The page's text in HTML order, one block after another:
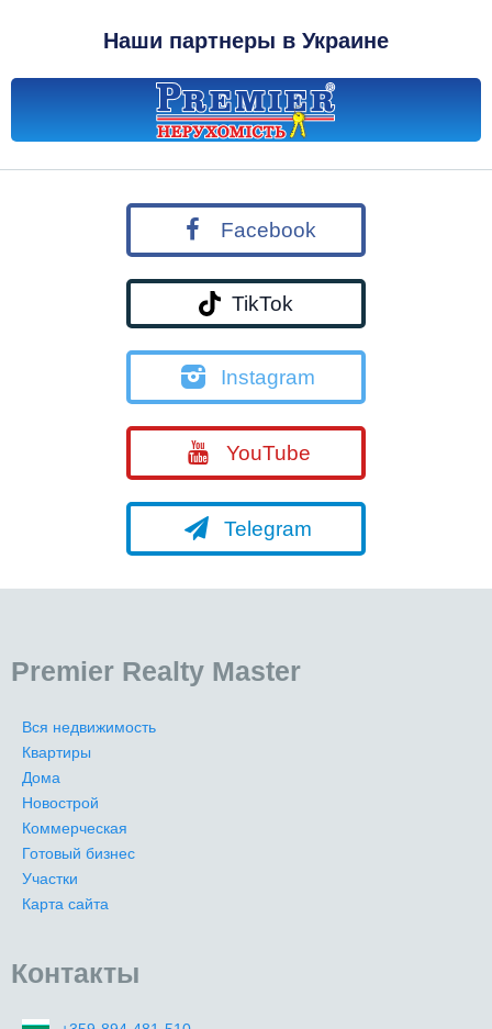
Наши партнеры в Украине
Facebook
TikTok
Instagram
YouTube
Telegram
Premier Realty Master
Вся недвижимость
Квартиры
Дома
Новострой
Коммерческая
Готовый бизнес
Участки
Карта сайта
Контакты